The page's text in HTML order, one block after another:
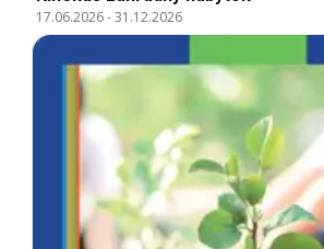
17.06.2026-31.12.2026